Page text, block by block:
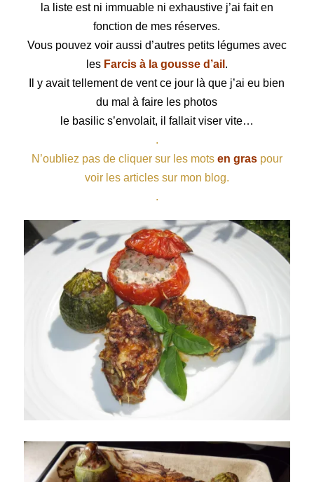
la liste est ni immuable ni exhaustive j’ai fait en
fonction de mes réserves.
Vous pouvez voir aussi d’autres petits légumes avec
les Farcis à la gousse d’ail .
Il y avait tellement de vent ce jour làque j’ai eu bien
du mal à faire les photos
le basilic s’envolait, il fallait viser vite…
.
N’oubliez pas de cliquer sur les mots en graspour
voir les articles sur mon blog.
.